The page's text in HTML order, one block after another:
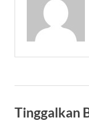
Tinggalkan